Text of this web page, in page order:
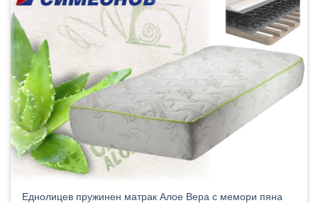
Добавяне
към
списъка с
харесани
продукти
Еднолицев пружинен матрак Алое Вера с мемори пяна